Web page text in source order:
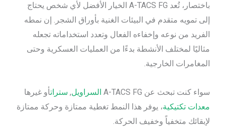
باختصار، تُعد A-TACS FG الخيار الأفضل لأي شخص يحتاج
إلى تمويه متقدم في البيئات الغنية بأوراق الشجر. إن نمطه
الفريد من نوعه وإخفاءه الفعال وتعدد استخداماته تجعله
مثاليًا لمختلف الأنشطة بدءًا من العمليات العسكرية وحتى
المغامرات الخارجية.
سواء كنت تبحث عن A-TACS FG السراويل, ستراتأو غيرها
معدات تكتيكية، يوفر هذا النمط تغطية ممتازة وحركة ممتازة
لإبقائك متخفياً وخفيف الحركة.